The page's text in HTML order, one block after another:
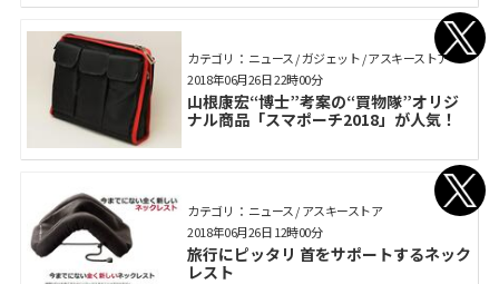
カテゴリ： ニュース / ガジェット / アスキーストア
山根康宏“博士”考案の“買物隊”オリジ
ナル商品「スマポーチ2018」が人気！
2018年06月26日 22時00分
カテゴリ： ニュース / アスキーストア
旅行にピッタリ 首をサポートするネック
レスト
2018年06月26日 12時00分